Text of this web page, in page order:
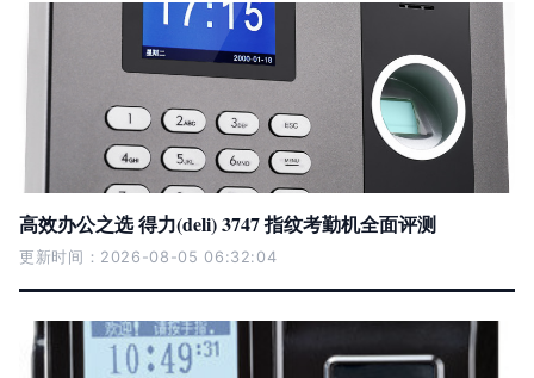
高效办公之选 得力(deli) 3747 指纹考勤机全面评测
更新时间：2026-08-05 06:32:04